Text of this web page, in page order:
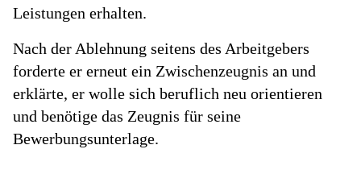
Leistungen erhalten.
Nach der Ablehnung seitens des Arbeitgebers
forderte er erneut ein Zwischenzeugnis an und
erklärte, er wolle sich beruflich neu orientieren
und benötige das Zeugnis für seine
Bewerbungsunterlage.